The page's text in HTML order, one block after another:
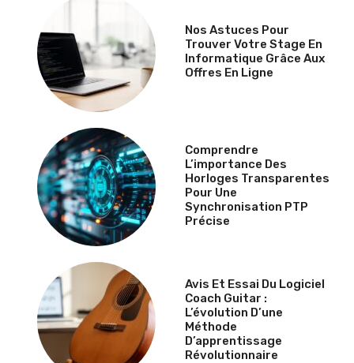
Nos Astuces Pour
Trouver Votre Stage En
Informatique Grâce Aux
Offres En Ligne
Comprendre
L’importance Des
Horloges Transparentes
Pour Une
Synchronisation PTP
Précise
Avis Et Essai Du Logiciel
Coach Guitar :
L’évolution D’une
Méthode
D’apprentissage
Révolutionnaire